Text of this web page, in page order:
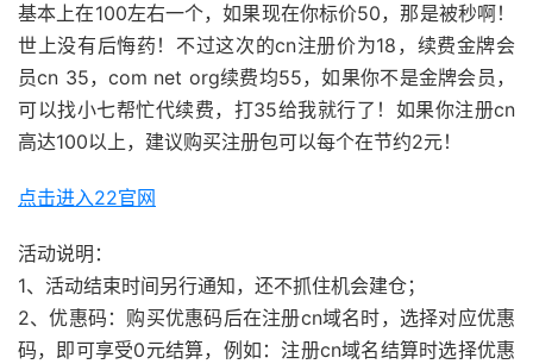
基本上在100左右一个，如果现在你标价50，那是被秒啊！
世上没有后悔药！不过这次的cn注册价为18，续费金牌会
员cn 35，com net org续费均55，如果你不是金牌会员，
可以找小七帮忙代续费，打35给我就行了！如果你注册cn
高达100以上，建议购买注册包可以每个在节约2元！
点击进入22官网
活动说明：
1、活动结束时间另行通知，还不抓住机会建仓；
2、优惠码：购买优惠码后在注册cn域名时，选择对应优惠
码，即可享受0元结算，例如：注册cn域名结算时选择优惠